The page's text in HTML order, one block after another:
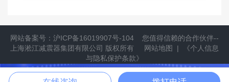
提供隔振方案
立即拨打
网站备案号： 沪ICP备16019907号-104
您值得信赖的合作伙伴--
上海淞江减震器集团有限公司 版权所有 网站地图 |
《个人信息
与隐私保护条款》